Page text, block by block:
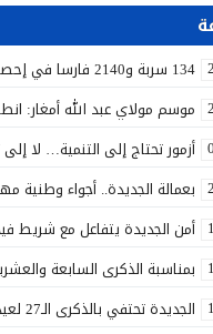
134 سربة و2140 فارسا في إحصاء قياسي لموسم مولاي عبد الله أمغار
موسم مولاي عبد الله أمغار:
أزمور تحتاج إلى التنمية… لا إلى
بعمالة الجديدة.. أجواء وطنية مهيبة
أمن الجديدة يتفاعل مع شريط
بمناسبة الذكرى السابعة
الجديدة تحتفي بالذكرى الـ27 لعيد العرش المجيد بتدشين مشاريع تنموية واجتماعية وتعزيز مبادرات الإدماج